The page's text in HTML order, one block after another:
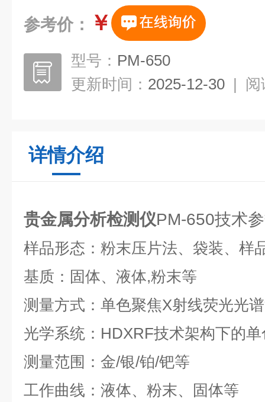
参考价： ￥
型号： PM-650
更新时间： 2025-12-30 | 阅
详情介绍
贵金属分析检测仪PM-650技术
样品形态：粉末压片法、袋装、样
基质：固体、液体,粉末等
测量方式：单色聚焦X射线荧光光
光学系统：HDXRF技术架构下的
测量范围：金/银/铂/钯等
工作曲线：液体、粉末、固体等